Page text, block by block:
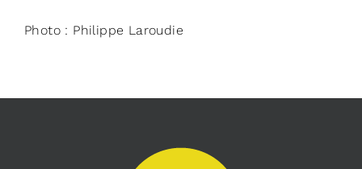
Photo : Philippe Laroudie